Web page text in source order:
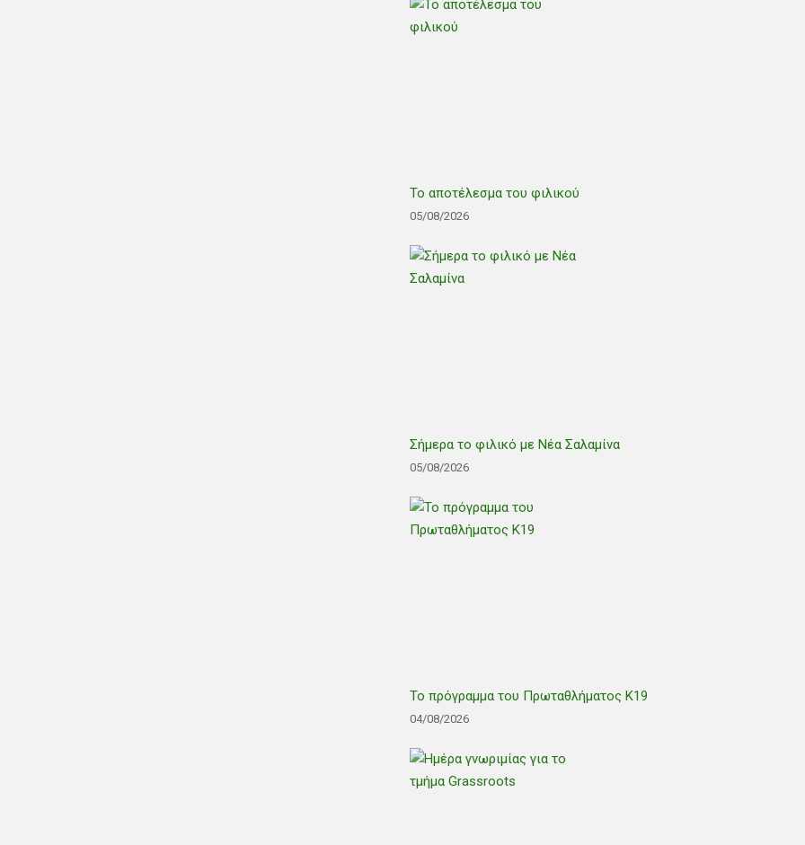
Το αποτέλεσμα του φιλικού
05/08/2026
Σήμερα το φιλικό με Νέα Σαλαμίνα
05/08/2026
Το πρόγραμμα του Πρωταθλήματος Κ19
04/08/2026